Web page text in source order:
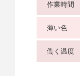
作業時間
薄い色
働く温度